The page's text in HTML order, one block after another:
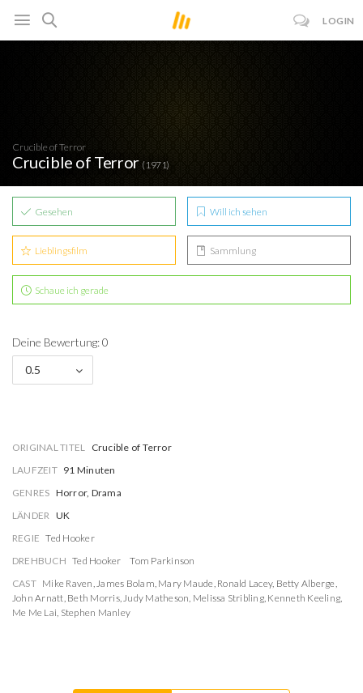
LOGIN
Crucible of Terror
Crucible of Terror (1971)
Gesehen Will ich sehen
Lieblingsfilm Sammlung
Schaue ich gerade
Deine Bewertung: 0
0.5
ORIGINAL TITEL Crucible of Terror
LAUFZEIT 91 Minuten
GENRES Horror, Drama
LÄNDER UK
REGIE Ted Hooker
DREHBUCH Ted Hooker
Tom Parkinson
CAST Mike Raven,James Bolam, Mary Maude, Ronald Lacey, Betty Alberge,
John Arnatt, Beth Morris,Judy Matheson, Melissa Stribling, Kenneth Keeling,
Me Me Lai, Stephen Manley